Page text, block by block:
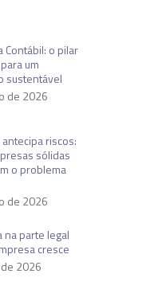
Contábil: o pilar
um
sustentável
de 2026
riscos:
sólidas
o problema
de 2026
na parte legal
cresce
2026